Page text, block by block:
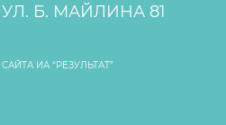
Б. МАЙЛИНА 81
ИА “РЕЗУЛЬТАТ”